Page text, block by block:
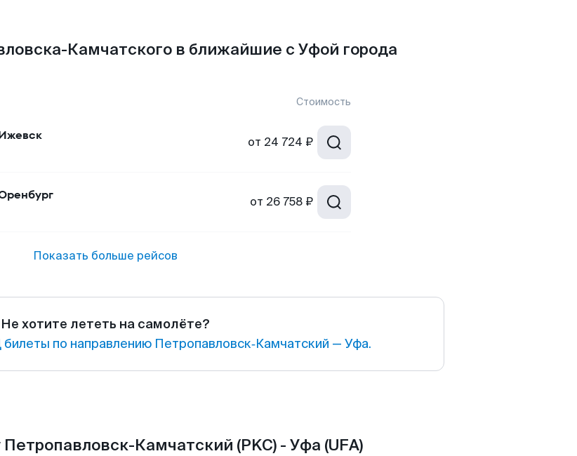
Камчатского в ближайшие с Уфой города
Стоимость
от 24 724 ₽
от 26 758 ₽
Показать больше рейсов
Не хотите лететь на самолёте?
по направлению Петропавловск‑Камчатский — Уфа.
Камчатский (PKC) - Уфа (UFA)